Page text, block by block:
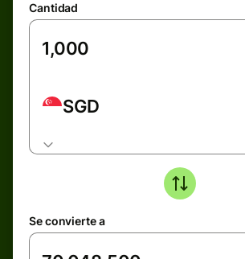
Cantidad
SGD
Se convierte a